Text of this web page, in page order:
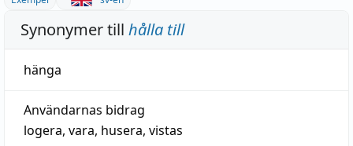
Synonymer till hålla till
hänga
Användarnas bidrag
logera, vara, husera, vistas